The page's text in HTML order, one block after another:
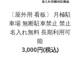
〔屋外用 看板〕 月極駐
車場 無断駐車禁止 禁止
名入れ無料 長期利用可
能
3,000円(税込)